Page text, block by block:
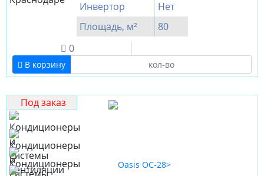
Инвертор
Нет
Площадь, м²
80
0
В корзину
Под заказ